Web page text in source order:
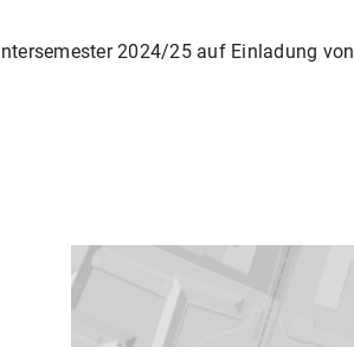
2024/25 auf Einladung von